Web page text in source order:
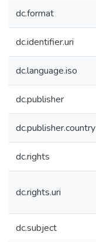
dc.format
dc.identifier.uri
dc.language.iso
dc.publisher
dc.publisher.country
dc.rights
dc.rights.uri
dc.subject